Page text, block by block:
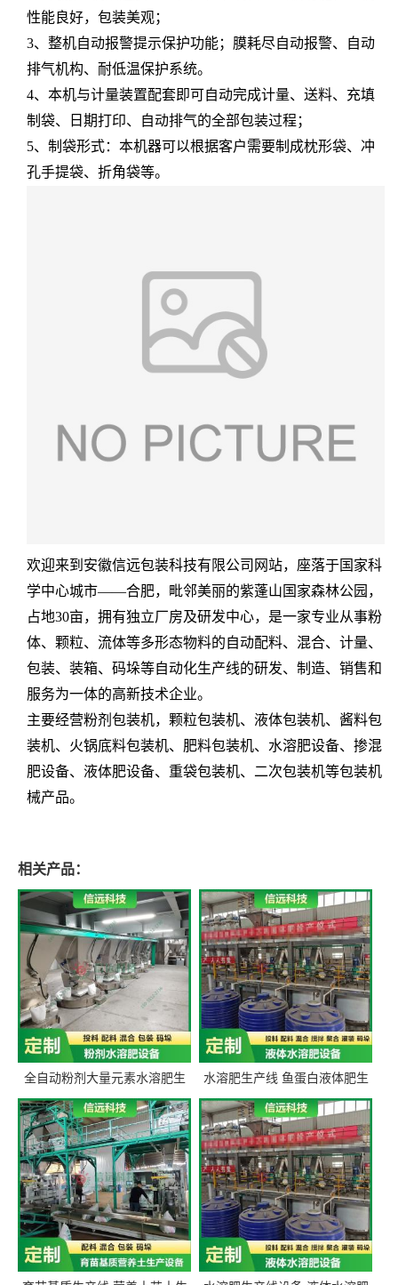
性能良好，包装美观；
3、整机自动报警提示保护功能；膜耗尽自动报警、自动
排气机构、耐低温保护系统。
4、本机与计量装置配套即可自动完成计量、送料、充填
制袋、日期打印、自动排气的全部包装过程；
5、制袋形式：本机器可以根据客户需要制成枕形袋、冲
孔手提袋、折角袋等。
欢迎来到安徽信远包装科技有限公司网站，座落于国家科
学中心城市——合肥，毗邻美丽的紫蓬山国家森林公园，
占地30亩，拥有独立厂房及研发中心，是一家专业从事粉
体、颗粒、流体等多形态物料的自动配料、混合、计量、
包装、装箱、码垛等自动化生产线的研发、制造、销售和
服务为一体的高新技术企业。
主要经营粉剂包装机，颗粒包装机、液体包装机、酱料包
装机、火锅底料包装机、肥料包装机、水溶肥设备、掺混
肥设备、液体肥设备、重袋包装机、二次包装机等包装机
械产品。
相关产品：
全自动粉剂大量元素水溶肥生
产设备 信远科技肥料生产设备
源头厂家
水溶肥生产线 鱼蛋白液体肥生
产设备 氨基酸液态肥全套设备